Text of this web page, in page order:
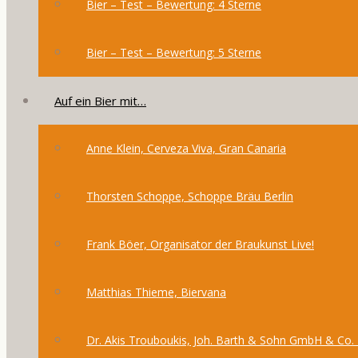
Bier – Test – Bewertung: 4 Sterne
Bier – Test – Bewertung: 5 Sterne
Auf ein Bier mit…
Anne Klein, Cerveza Viva, Gran Canaria
Thorsten Schoppe, Schoppe Bräu Berlin
Frank Böer, Organisator der Braukunst Live!
Matthias Thieme, Biervana
Dr. Akis Trouboukis, Joh. Barth & Sohn GmbH & Co.